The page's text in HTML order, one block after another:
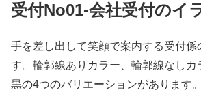
受付No01-会社受付のイ
手を差し出して笑顔で案内する受付係
す。輪郭線ありカラー、輪郭線なしカ
黒の4つのバリエーションがあります。